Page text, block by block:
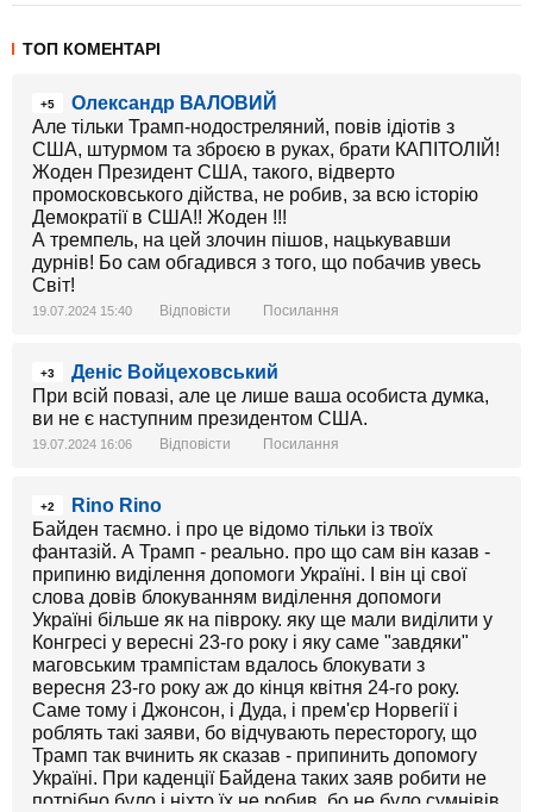
ТОП КОМЕНТАРІ
+5
Олександр ВАЛОВИЙ
Але тільки Трамп-нодостреляний, повів ідіотів з
США, штурмом та зброєю в руках, брати КАПІТОЛІЙ!
Жоден Президент США, такого, відверто
промосковського дійства, не робив, за всю історію
Демократії в США!! Жоден !!!
А тремпель, на цей злочин пішов, нацькувавши
дурнів! Бо сам обгадився з того, що побачив увесь
Світ!
19.07.2024 15:40 Відповісти Посилання
+3
Деніс Войцеховський
При всій повазі, але це лише ваша особиста думка,
ви не є наступним президентом США.
19.07.2024 16:06 Відповісти Посилання
+2
Rino Rino
Байден таємно. і про це відомо тільки із твоїх
фантазій. А Трамп - реально. про що сам він казав -
припиню виділення допомоги Україні. І він ці свої
слова довів блокуванням виділення допомоги
Україні більше як на півроку. яку ще мали виділити у
Конгресі у вересні 23-го року і яку саме "завдяки"
маговським трампістам вдалось блокувати з
вересня 23-го року аж до кінця квітня 24-го року.
Саме тому і Джонсон, і Дуда, і прем'єр Норвегії і
роблять такі заяви, бо відчувають пересторогу, що
Трамп так вчинить як сказав - припинить допомогу
Україні. При каденції Байдена таких заяв робити не
потрібно було і ніхто їх не робив, бо не було сумнівів